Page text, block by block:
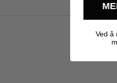
Ved å